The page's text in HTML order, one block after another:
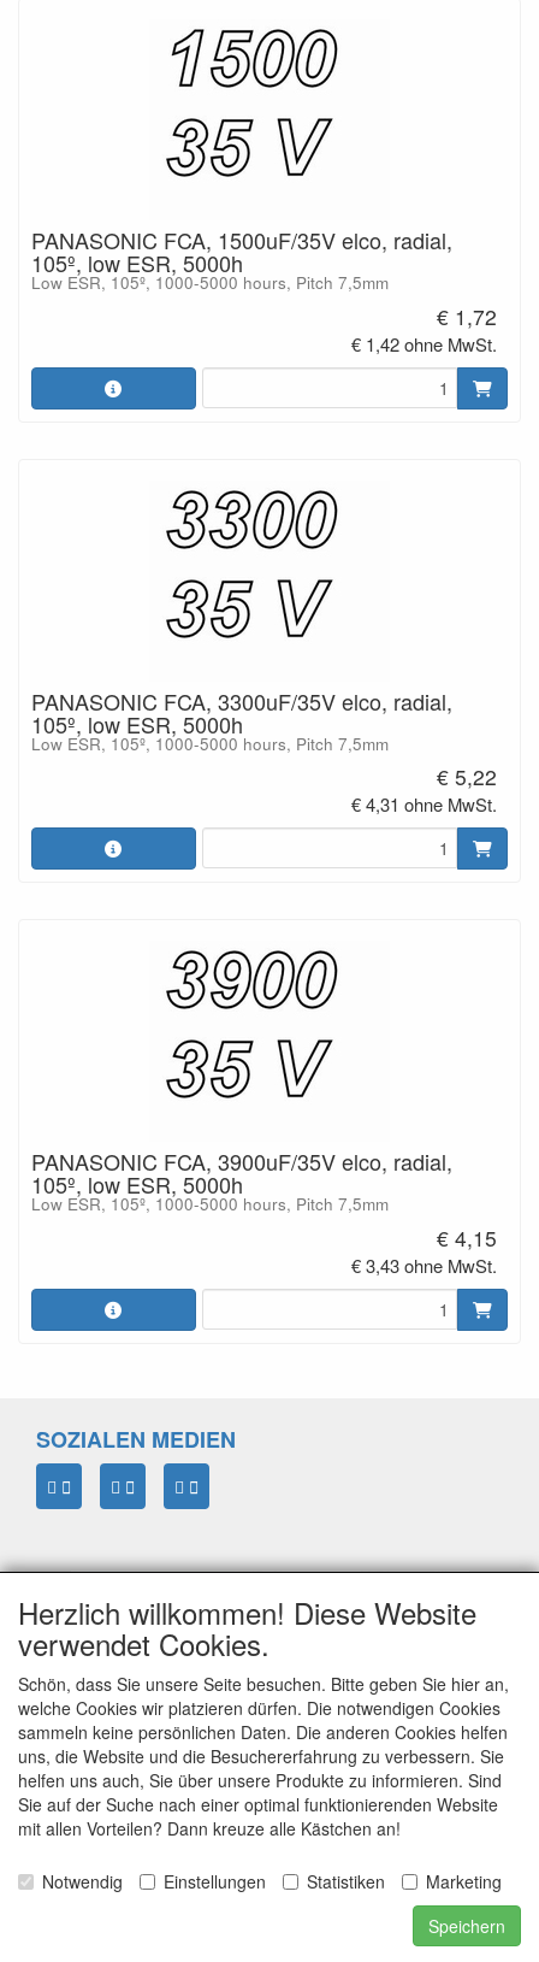
PANASONIC FCA, 1500uF/35V elco, radial,
105º, low ESR, 5000h
Low ESR, 105º, 1000-5000 hours, Pitch 7,5mm
€ 1,72
€ 1,42 ohne MwSt.
PANASONIC FCA, 3300uF/35V elco, radial,
105º, low ESR, 5000h
Low ESR, 105º, 1000-5000 hours, Pitch 7,5mm
€ 5,22
€ 4,31 ohne MwSt.
PANASONIC FCA, 3900uF/35V elco, radial,
105º, low ESR, 5000h
Low ESR, 105º, 1000-5000 hours, Pitch 7,5mm
€ 4,15
€ 3,43 ohne MwSt.
SOZIALEN MEDIEN
ELTIM
Eenrummerweg 5
9961PC Mensingeweer, Netherlands
info@eltim.eu
Herzlich willkommen! Diese Website
verwendet Cookies.
Schön, dass Sie unsere Seite besuchen. Bitte geben Sie hier an,
welche Cookies wir platzieren dürfen. Die notwendigen Cookies
sammeln keine persönlichen Daten. Die anderen Cookies helfen
uns, die Website und die Besuchererfahrung zu verbessern. Sie
helfen uns auch, Sie über unsere Produkte zu informieren. Sind
Sie auf der Suche nach einer optimal funktionierenden Website
mit allen Vorteilen? Dann kreuze alle Kästchen an!
Notwendig Einstellungen Statistiken
Marketing
Speichern